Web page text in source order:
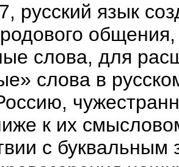
русский язык
слова, для
слова в
к их
с